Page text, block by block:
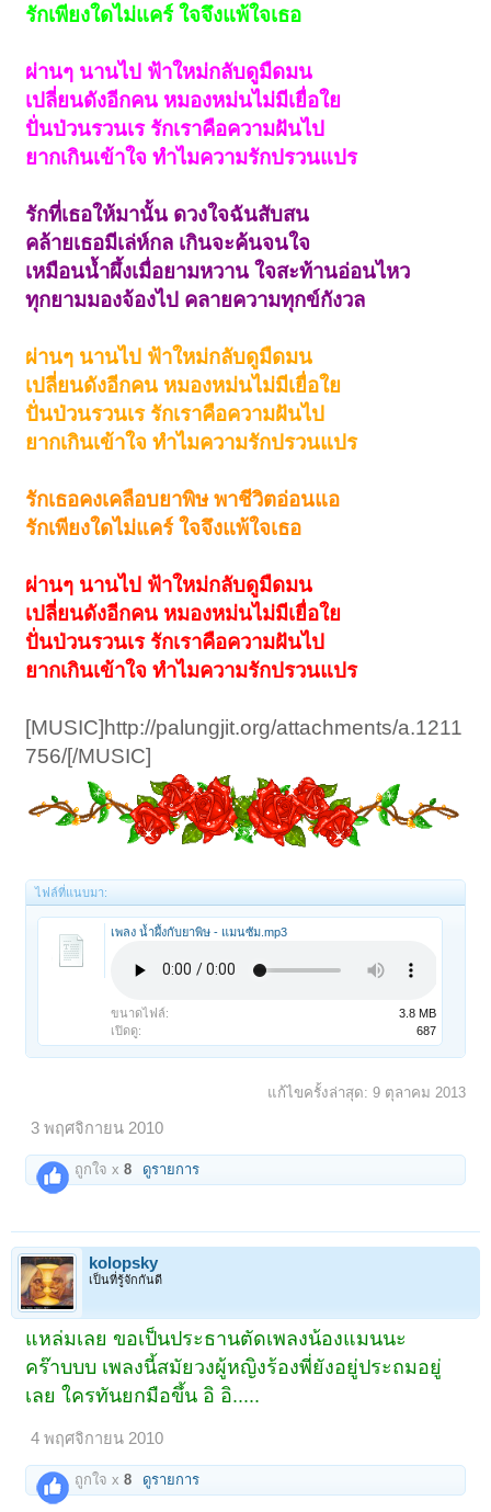
รักเพียงใดไม่แคร์ ใจจึงแพ้ใจเธอ
ผ่านๆ นานไป ฟ้าใหม่กลับดูมืดมน
เปลี่ยนดังอีกคน หมองหม่นไม่มีเยื่อใย
ปั่นป่วนรวนเร รักเราคือความฝันไป
ยากเกินเข้าใจ ทำไมความรักปรวนแปร
รักที่เธอให้มานั้น ดวงใจฉันสับสน
คล้ายเธอมีเล่ห์กล เกินจะค้นจนใจ
เหมือนน้ำผึ้งเมื่อยามหวาน ใจสะท้านอ่อนไหว
ทุกยามมองจ้องไป คลายความทุกข์กังวล
ผ่านๆ นานไป ฟ้าใหม่กลับดูมืดมน
เปลี่ยนดังอีกคน หมองหม่นไม่มีเยื่อใย
ปั่นป่วนรวนเร รักเราคือความฝันไป
ยากเกินเข้าใจ ทำไมความรักปรวนแปร
รักเธอคงเคลือบยาพิษ พาชีวิตอ่อนแอ
รักเพียงใดไม่แคร์ ใจจึงแพ้ใจเธอ
ผ่านๆ นานไป ฟ้าใหม่กลับดูมืดมน
เปลี่ยนดังอีกคน หมองหม่นไม่มีเยื่อใย
ปั่นป่วนรวนเร รักเราคือความฝันไป
ยากเกินเข้าใจ ทำไมความรักปรวนแปร
[MUSIC]http://palungjit.org/attachments/a.1211
756/[/MUSIC]
ไฟล์ที่แนบมา:
เพลง น้ำผึ้งกับยาพิษ - แมนซัม.mp3
ขนาดไฟล์:
3.8 MB
เปิดดู:
687
แก้ไขครั้งล่าสุด: 9 ตุลาคม 2013
3 พฤศจิกายน 2010
ถูกใจ x8 ดูรายการ
kolopsky
เป็นที่รู้จักกันดี
แหล่มเลย ขอเป็นประธานตัดเพลงน้องแมนนะ
คร๊าบบบ เพลงนี้สมัยวงผู้หญิงร้องพี่ยังอยู่ประถมอยู่
เลย ใครทันยกมือขึ้น อิ อิ.....
4 พฤศจิกายน 2010
ถูกใจ x8 ดูรายการ